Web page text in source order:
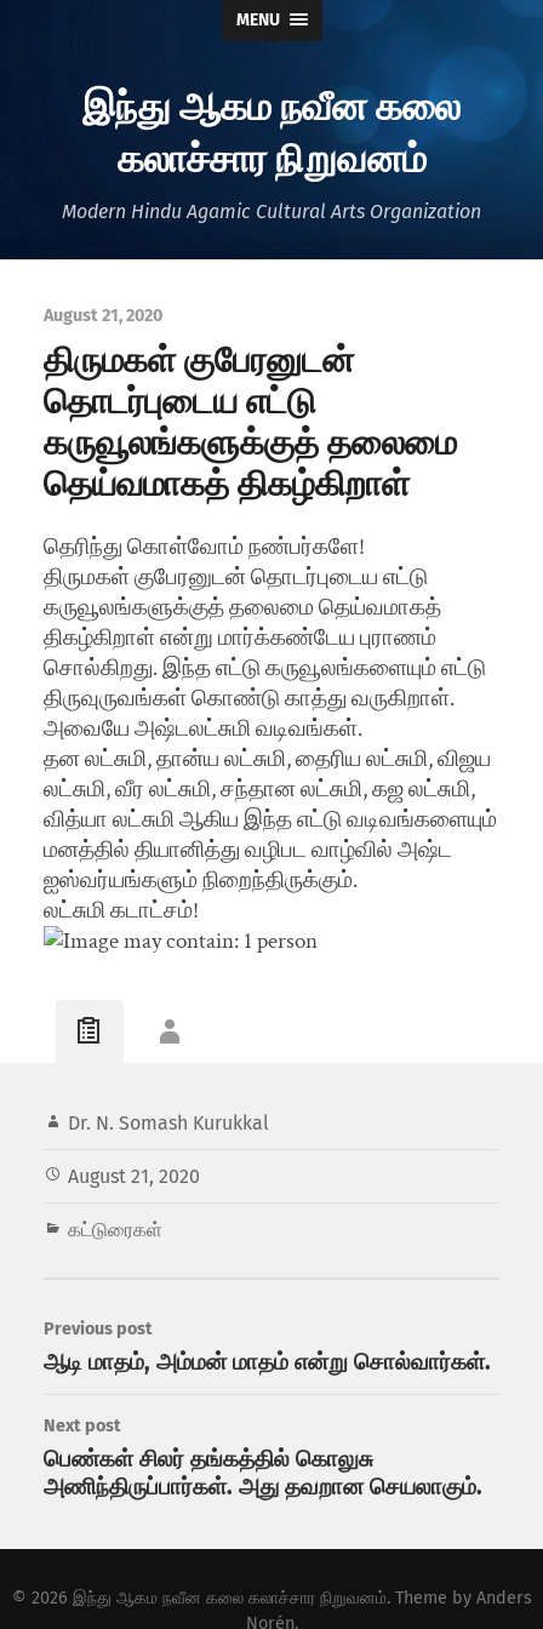
MENU
இந்து ஆகம நவீன கலை
கலாச்சார நிறுவனம்
Modern Hindu Agamic Cultural Arts Organization
August 21, 2020
திருமகள் குபேரனுடன்
தொடர்புடைய எட்டு
கருவூலங்களுக்குத் தலைமை
தெய்வமாகத் திகழ்கிறாள்
தெரிந்து கொள்வோம் நண்பர்களே!
திருமகள் குபேரனுடன் தொடர்புடைய எட்டு
கருவூலங்களுக்குத் தலைமை தெய்வமாகத்
திகழ்கிறாள் என்று மார்க்கண்டேய புராணம்
சொல்கிறது. இந்த எட்டு கருவூலங்களையும் எட்டு
திருவுருவங்கள் கொண்டு காத்து வருகிறாள்.
அவையே அஷ்டலட்சுமி வடிவங்கள்.
தன லட்சுமி, தான்ய லட்சுமி, தைரிய லட்சுமி, விஜய
லட்சுமி, வீர லட்சுமி, சந்தான லட்சுமி, கஜ லட்சுமி,
வித்யா லட்சுமி ஆகிய இந்த எட்டு வடிவங்களையும்
மனத்தில் தியானித்து வழிபட வாழ்வில் அஷ்ட
ஐஸ்வர்யங்களும் நிறைந்திருக்கும்.
லட்சுமி கடாட்சம்!
Dr. N. Somash Kurukkal
August 21, 2020
கட்டுரைகள்
Previous post
ஆடி மாதம், அம்மன் மாதம் என்று சொல்வார்கள்.
Next post
பெண்கள் சிலர் தங்கத்தில் கொலுசு
அணிந்திருப்பார்கள். அது தவறான செயலாகும்.
© 2026 இந்து ஆகம நவீன கலை கலாச்சார நிறுவனம். Theme by Anders
Norén.